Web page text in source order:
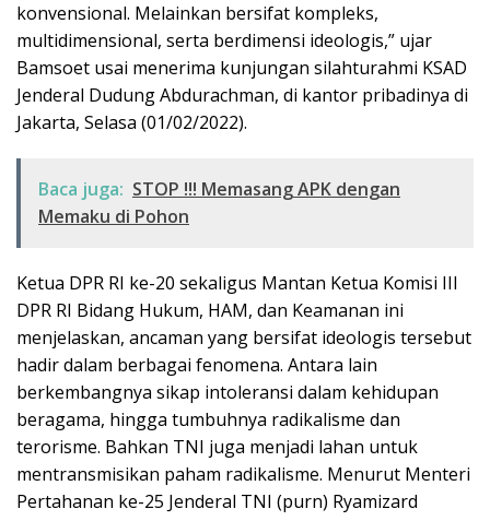
konvensional. Melainkan bersifat kompleks,
multidimensional, serta berdimensi ideologis,” ujar
Bamsoet usai menerima kunjungan silahturahmi KSAD
Jenderal Dudung Abdurachman, di kantor pribadinya di
Jakarta, Selasa (01/02/2022).
Baca juga: STOP !!! Memasang APK dengan
Memaku di Pohon
Ketua DPR RI ke-20 sekaligus Mantan Ketua Komisi III
DPR RI Bidang Hukum, HAM, dan Keamanan ini
menjelaskan, ancaman yang bersifat ideologis tersebut
hadir dalam berbagai fenomena. Antara lain
berkembangnya sikap intoleransi dalam kehidupan
beragama, hingga tumbuhnya radikalisme dan
terorisme. Bahkan TNI juga menjadi lahan untuk
mentransmisikan paham radikalisme. Menurut Menteri
Pertahanan ke-25 Jenderal TNI (purn) Ryamizard